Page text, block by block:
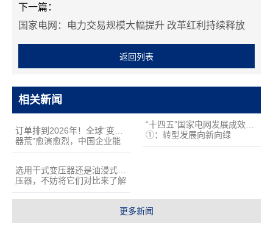
下一篇：
国家电网：电力交易规模大幅提升 改革红利持续释放
返回列表
相关新闻
订单排到2026年！全球“变压
器荒”愈演愈烈，中国企业能
“十四五”国家电网发展成效
①：转型发展向新向绿
选用干式变压器还是油浸式变
压器，不妨将它们对比来了解
更多新闻